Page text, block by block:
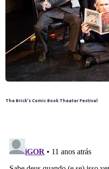
The Brick's Comic Book Theater Festival